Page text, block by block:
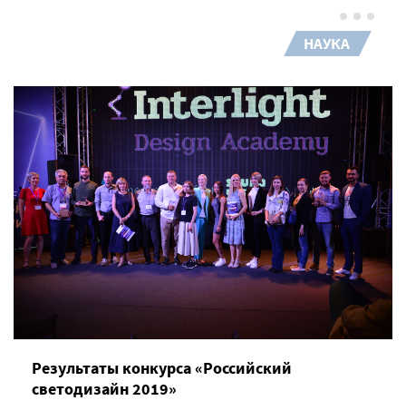
НАУКА
Результаты конкурса «Российский
светодизайн 2019»